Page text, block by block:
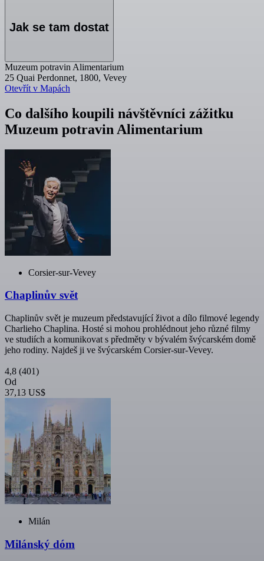
Jak se tam dostat
Muzeum potravin Alimentarium
25 Quai Perdonnet, 1800, Vevey
Otevřít v Mapách
Co dalšího koupili návštěvníci zážitku
Muzeum potravin Alimentarium
Corsier-sur-Vevey
Chaplinův svět
Chaplinův svět je muzeum představující život a dílo filmové legendy
Charlieho Chaplina. Hosté si mohou prohlédnout jeho různé filmy
ve studiích a komunikovat s předměty v bývalém švýcarském domě
jeho rodiny. Najdeš ji ve švýcarském Corsier-sur-Vevey.
4,8 (401)
Od
37,13 US$
Milán
Milánský dóm